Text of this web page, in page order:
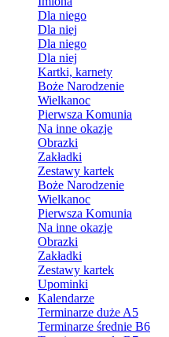
Dla niego
Dla niej
Dla niego
Dla niej
Kartki, karnety
Boże Narodzenie
Wielkanoc
Pierwsza Komunia
Na inne okazje
Obrazki
Zakładki
Zestawy kartek
Boże Narodzenie
Wielkanoc
Pierwsza Komunia
Na inne okazje
Obrazki
Zakładki
Zestawy kartek
Upominki
Kalendarze
Terminarze duże A5
Terminarze średnie B6